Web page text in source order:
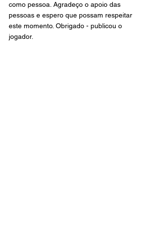
como pessoa. Agradeço o apoio das
pessoas e espero que possam respeitar
este momento. Obrigado - publicou o
jogador.